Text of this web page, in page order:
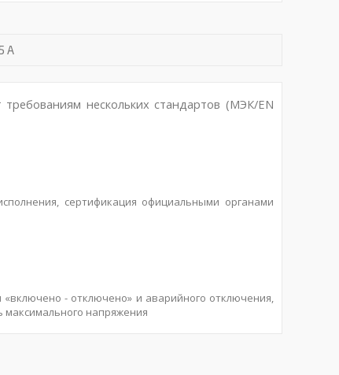
А
требованиям нескольких стандартов (МЭК/EN
сертификация официальными органами
«включено - отключено» и аварийного отключения,
напряжения